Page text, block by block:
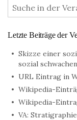
Letzte Beiträge der
Skizze einer
sozial
URL Eintrag in
Wikipedia-
Wikipedia-
VA: